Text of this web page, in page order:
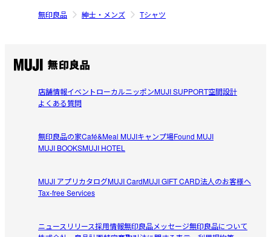
無印良品 紳士・メンズ Tシャツ
店舗情報イベントローカルニッポンMUJI SUPPORT空間設計
よくある質問
無印良品の家Café&Meal MUJIキャンプ場Found MUJI
MUJI BOOKSMUJI HOTEL
MUJI アプリカタログMUJI CardMUJI GIFT CARD法人のお客様へ
Tax-free Services
ニュースリリース採用情報無印良品メッセージ無印良品について